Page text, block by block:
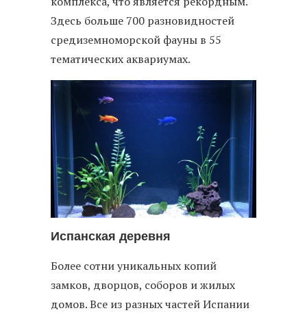
Здесь больше 700 разновидностей
средиземноморской фауны в 55
тематических аквариумах.
Испанская деревня
Более сотни уникальных копий
замков, дворцов, соборов и жилых
домов. Все из разных частей Испании